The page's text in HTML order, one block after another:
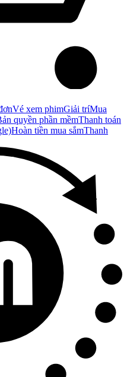
Vé xem phimGiải tríMua
quyền phần mềmThanh toán
Hoàn tiền mua sắmThanh